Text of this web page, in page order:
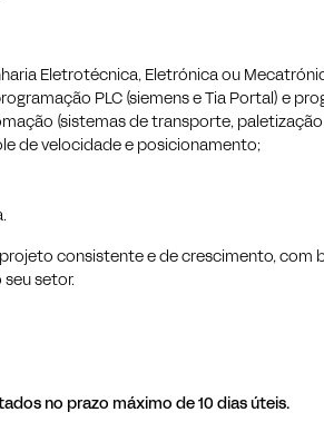
Eletrotécnica, Eletrónica ou
PLC (siemens e Tia Portal) e
(sistemas de transporte,
de velocidade e posicionamento;
consistente e de crescimento, com
setor.
no prazo máximo de 10 dias úteis.